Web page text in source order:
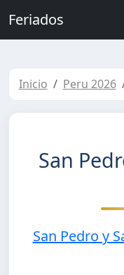
Feriados
Inicio Peru 2026
San
San Pedro y